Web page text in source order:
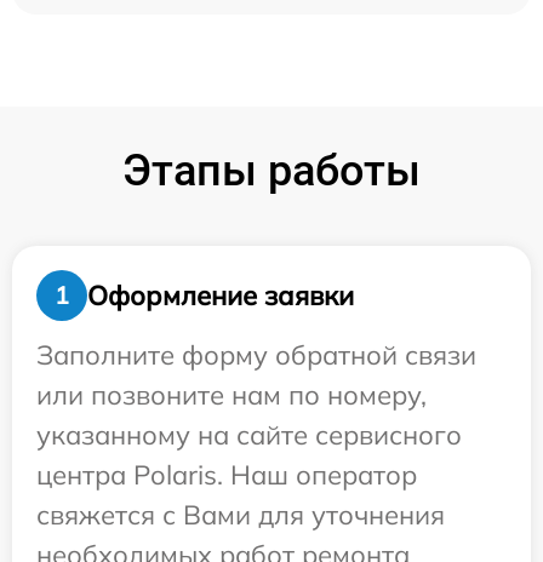
Этапы работы
1
Оформление заявки
Заполните форму обратной связи
или позвоните нам по номеру,
указанному на сайте сервисного
центра Polaris. Наш оператор
свяжется с Вами для уточнения
необходимых работ ремонта